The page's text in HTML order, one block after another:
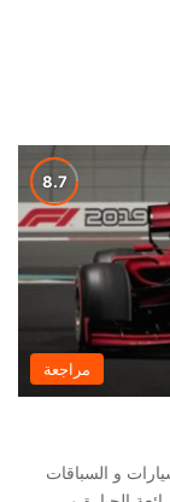
مراجعة
و السباقات